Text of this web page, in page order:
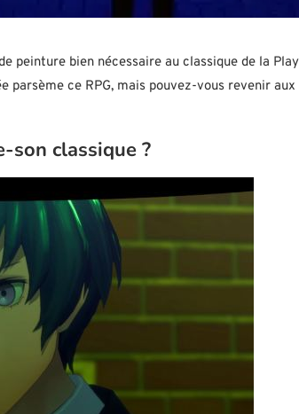
peinture bien nécessaire au classique de la
parsème ce RPG, mais pouvez-vous revenir
son classique ?